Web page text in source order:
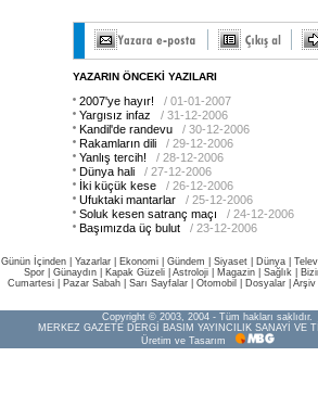
YAZARIN ÖNCEKİ YAZILARI
2007'ye hayır!
/ 01-01-2007
Yargısız infaz
/ 31-12-2006
Kandil'de randevu
/ 30-12-2006
Rakamların dili
/ 29-12-2006
Yanlış tercih!
/ 28-12-2006
Dünya hali
/ 27-12-2006
İki küçük kese
/ 26-12-2006
Ufuktaki mantarlar
/ 25-12-2006
Soluk kesen satranç maçı
/ 24-12-2006
Başımızda üç bulut
/ 23-12-2006
Günün İçinden Yazarlar Ekonomi Gündem Siyaset Dünya |
Spor
Günaydın Kapak Güzeli Astroloji Magazin Sağlık
Cumartesi
Pazar Sabah Sarı Sayfalar Otomobil Dosyalar Arşiv
Copyright © 2003, 2004 - Tüm hakları saklıdır.
MERKEZ GAZETE DERGİ BASIM YAYINCILIK SANAYİ VE
Üretim ve Tasarım